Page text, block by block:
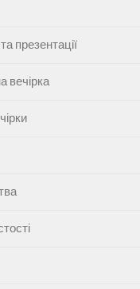
презентації
вечірка